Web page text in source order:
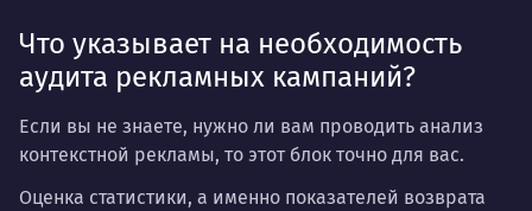
Что указывает на необходимость
аудита рекламных кампаний?
Если вы не знаете, нужно ли вам проводить анализ
контекстной рекламы, то этот блок точно для вас.
Оценка статистики, а именно показателей возврата